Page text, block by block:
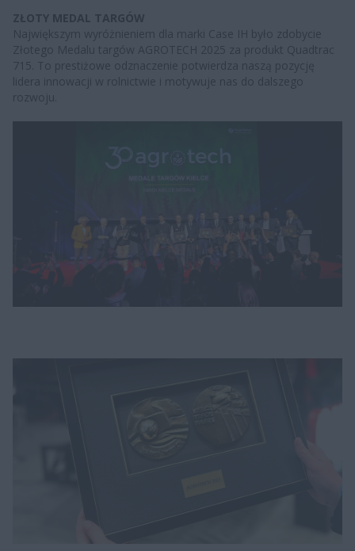
ZŁOTY MEDAL TARGÓW
Największym wyróżnieniem dla marki Case IH było zdobycie
Złotego Medalu targów AGROTECH 2025 za produkt Quadtrac
715. To prestiżowe odznaczenie potwierdza naszą pozycję
lidera innowacji w rolnictwie i motywuje nas do dalszego
rozwoju.